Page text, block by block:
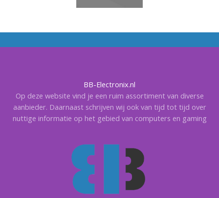
BB-Electronix.nl
Op deze website vind je een ruim assortiment van diverse
aanbieder. Daarnaast schrijven wij ook van tijd tot tijd over
nuttige informatie op het gebied van computers en gaming